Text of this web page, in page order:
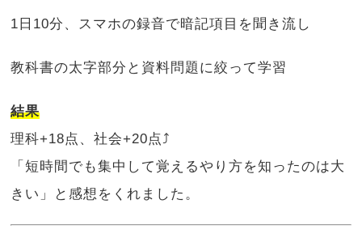
1日10分、スマホの録音で暗記項目を聞き流し
教科書の太字部分と資料問題に絞って学習
結果
理科+18点、社会+20点⤴️
「短時間でも集中して覚えるやり方を知ったのは大
きい」と感想をくれました。